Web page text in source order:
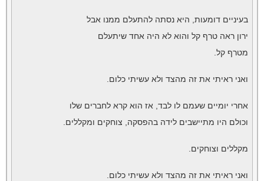
בעיניים דומעות, היא נסתה להתעלם ממנו אבל
ירון ראה טרף קל והוא לא היה אחד שיתעלם
מטרף קל.
ואני ראיתי את זה מהצד ולא עשיתי כלום.
אחרי יומיים שעמם לו לבד, אז הוא קרא לחברים שלו
וכולם היו מתיישבים לידה בהפסקה, צוחקים ומקללים.
מקללים וצוחקים.
ואני ראיתי את זה מהצד ולא עשיתי כלום.